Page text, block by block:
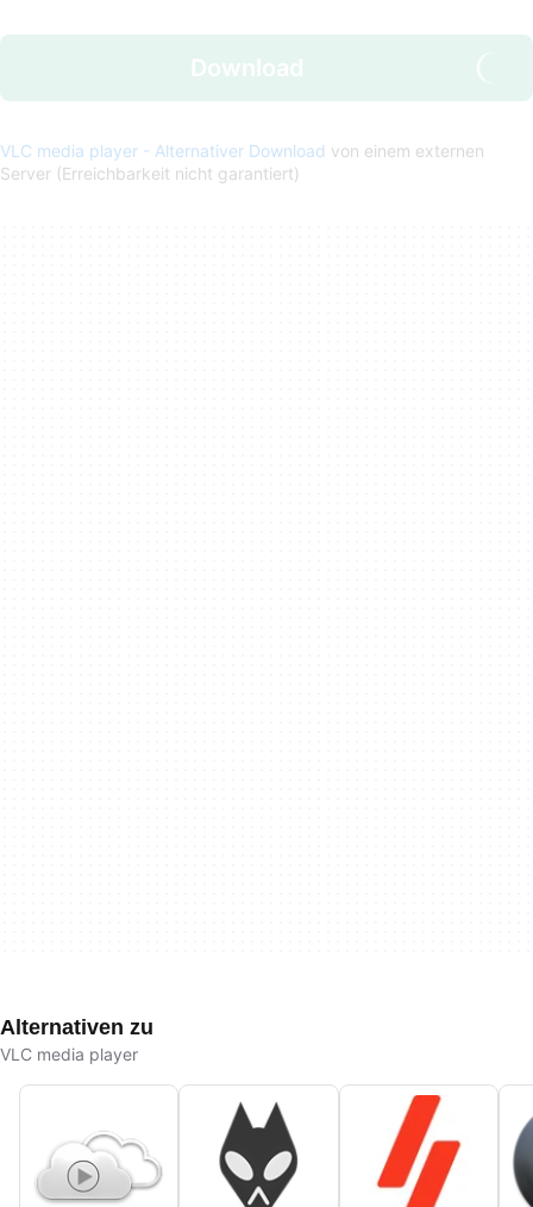
Download
VLC media player - Alternativer Download von einem externen
Server (Erreichbarkeit nicht garantiert)
Alternativen zu
VLC media player